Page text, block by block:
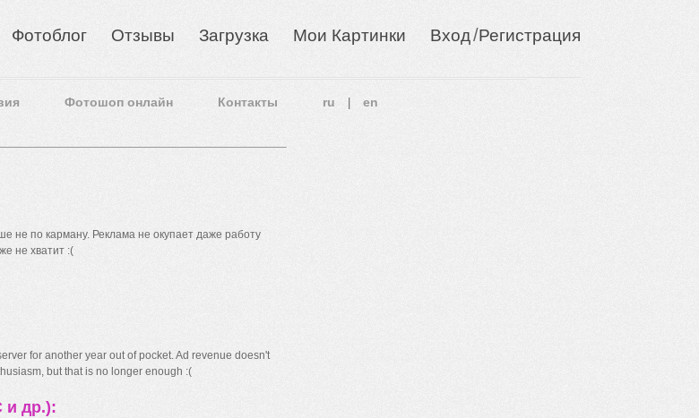
Фотоблог Отзывы Загрузка Мои Картинки Вход/Регистрация
Фотошоп онлайн Контакты ru en
не по карману. Реклама не окупает даже работу
не хватит :(
for another year out of pocket. Ad revenue doesn't
but that is no longer enough :(
и др.):